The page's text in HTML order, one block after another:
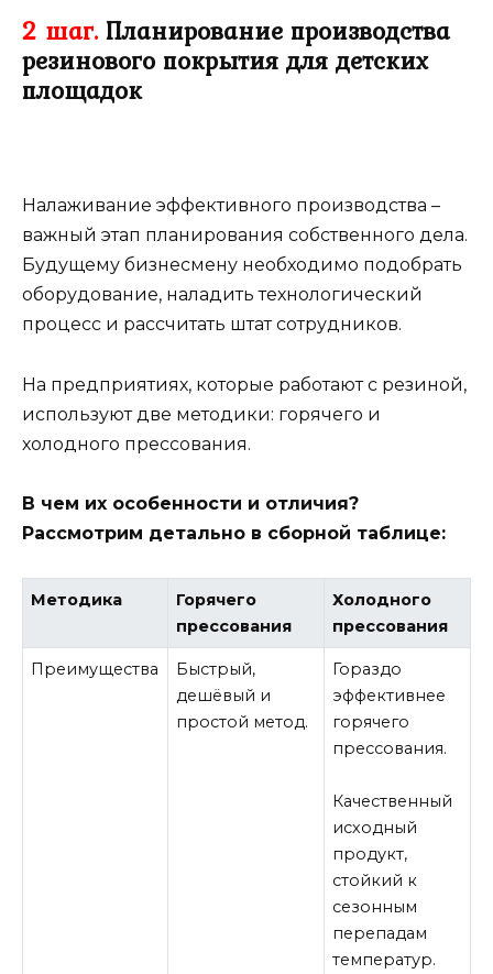
2 шаг. Планирование производства
резинового покрытия для детских
площадок
Налаживание эффективного производства –
важный этап планирования собственного дела.
Будущему бизнесмену необходимо подобрать
оборудование, наладить технологический
процесс и рассчитать штат сотрудников.
На предприятиях, которые работают с резиной,
используют две методики: горячего и
холодного прессования.
В чем их особенности и отличия?
Рассмотрим детально в сборной таблице:
Методика
Горячего
прессования
Холодного
прессования
Преимущества
Быстрый,
дешёвый и
простой метод.
Гораздо
эффективнее
горячего
прессования.
Качественный
исходный
продукт,
стойкий к
сезонным
перепадам
температур.